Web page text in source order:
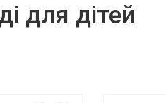
для дітей